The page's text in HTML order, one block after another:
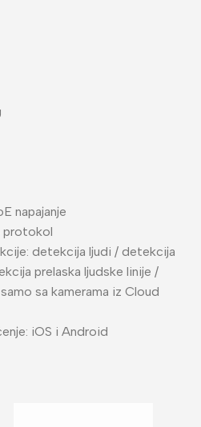
napajanje
protokol
detekcija ljudi / detekcija
prelaska ljudske linije /
sa kamerama iz Cloud
iOS i Android